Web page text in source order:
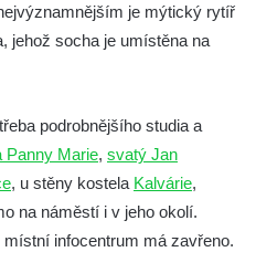
je mýtický rytíř
jehož socha je umístěna na
podrobnějšího studia a
Panny Marie, svatý Jan
, u stěny kostela Kalvárie,
na náměstí i v jeho okolí.
infocentrum má zavřeno.